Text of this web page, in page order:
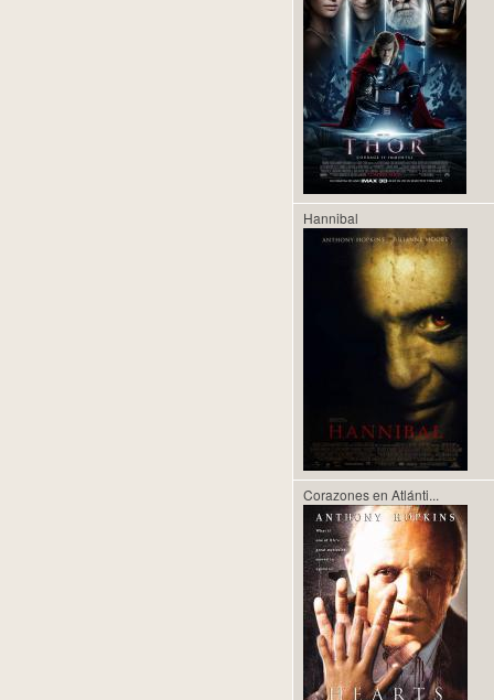
Hannibal
Corazones en Atlánti...